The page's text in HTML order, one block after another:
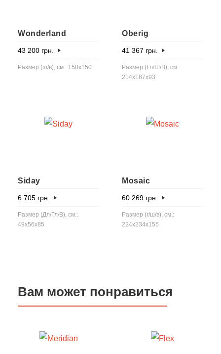
Wonderland
43 200 грн.
Размер (ш/в), см.: 150х150
Oberig
41 367 грн.
Размер (Гл/Ш/В), см.:
214x187x93
Siday
6 705 грн.
Размер (Дл/Гл/В), см.:
49x56x85
Mosaic
60 269 грн.
Размер (г/ш/в), см.:
224x234x155
Вам может понравиться